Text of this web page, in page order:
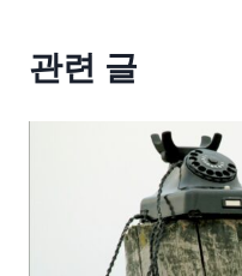
관련 글